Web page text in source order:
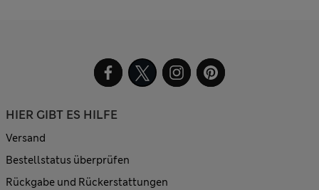
HIER GIBT ES HILFE
Versand
Bestellstatus überprüfen
Rückgabe und Rückerstattungen